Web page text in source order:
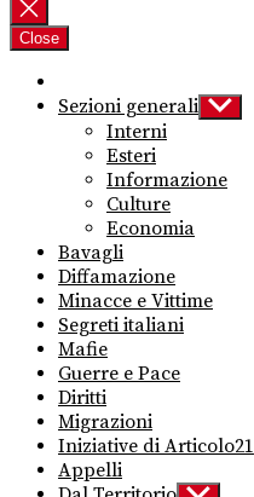
Close
Sezioni generali Show
sub
Interni
Esteri
Informazione
Culture
Economia
Bavagli
Diffamazione
Minacce e Vittime
Segreti italiani
Mafie
Guerre e Pace
Diritti
Migrazioni
Iniziative di Articolo21
Appelli